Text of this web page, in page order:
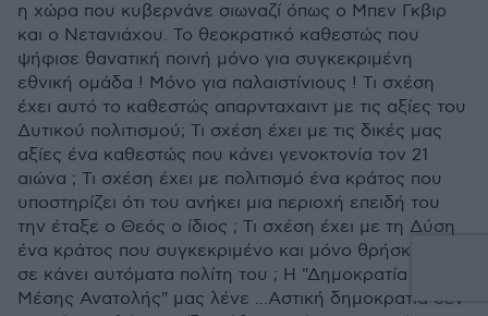
η χώρα που κυβερνάνε σιωναζί όπως ο Μπεν Γκβιρ
και ο Νετανιάχου. Το θεοκρατικό καθεστώς που
ψήφισε θανατική ποινή μόνο για συγκεκριμένη
εθνική ομάδα ! Μόνο για παλαιστίνιους ! Τι σχέση
έχει αυτό το καθεστώς απαρνταχαιντ με τις αξίες του
Δυτικού πολιτισμού; Τι σχέση έχει με τις δικές μας
αξίες ένα καθεστώς που κάνει γενοκτονία τον 21
αιώνα ; Τι σχέση έχει με πολιτισμό ένα κράτος που
υποστηρίζει ότι του ανήκει μια περιοχή επειδή του
την έταξε ο Θεός ο ίδιος ; Τι σχέση έχει με τη Δύση
ένα κράτος που συγκεκριμένο και μόνο θρήσκευμα
σε κάνει αυτόματα πολίτη του ; Η "Δημοκρατία της
Μέσης Ανατολής" μας λένε ...Αστική δημοκρατία δεν